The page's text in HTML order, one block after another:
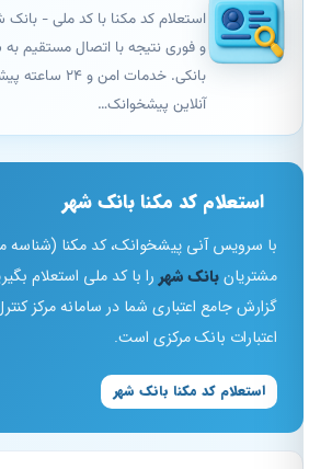
استعلام کد مکنا با کد ملی - بانک شهر.
و فوری نتیجه با اتصال مستقیم به
بانکی. خدمات امن و ۲۴
آنلاین پیشخوانک…
استعلام کد مکنا بانک شهر
با سرویس آنی پیشخوانک، کد مکنا (شناسه
مشتریانبانک شهررا با کد ملی استعلام بگیرید.
گزارش جامع اعتباری شما در سامانه مرکز کنترل و
اعتبارات بانک مرکزی است.
استعلام کد مکنا بانک شهر